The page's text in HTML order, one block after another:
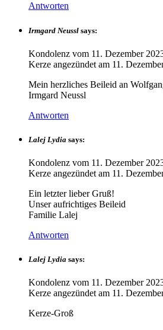
Antworten
Irmgard Neussl says:
Kondolenz vom 11. Dezember
Kerze angezündet am 11.
Mein herzliches Beileid an
Irmgard Neussl
Antworten
Lalej Lydia says:
Kondolenz vom 11. Dezember
Kerze angezündet am 11.
Ein letzter lieber Gruß!
Unser aufrichtiges Beileid
Familie Lalej
Antworten
Lalej Lydia says:
Kondolenz vom 11. Dezember
Kerze angezündet am 11.
Kerze-Groß